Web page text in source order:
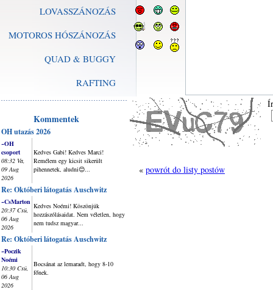
LOVASSZÁNOZÁS
MOTOROS HÓSZÁNOZÁS
QUAD & BUGGY
RAFTING
Kommentek
OH utazás 2026
~OH
csoport
08:32 Va,
09 Aug
2026
Kedves Gabi! Kedves Marci!
Remélem egy kicsit sikerült
pihennetek, aludni😊...
Re: Októberi látogatás Auschwitz
~CsMarton
20:37 Csü,
06 Aug
2026
Kedves Noémi! Köszönjük
hozzászólásaidat. Nem véletlen, hogy
nem tudsz magyar...
Re: Októberi látogatás Auschwitz
~Poczik
Noémi
10:30 Csü,
06 Aug
2026
Bocsánat az lemaradt, hogy 8-10
főnek.
« powrót do listy postów